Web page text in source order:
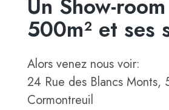
Un Show-
500m² et ses
Alors venez nous voir:
24 Rue des Blancs Monts,
Cormontreuil